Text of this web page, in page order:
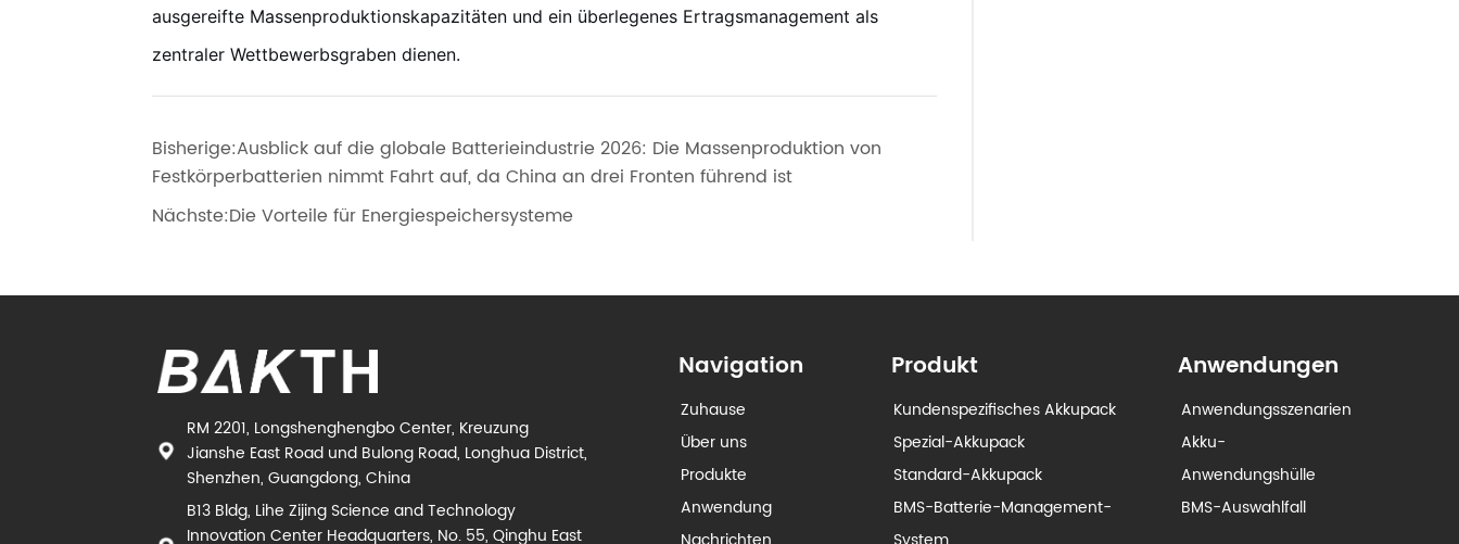
ausgereifte Massenproduktionskapazitäten und ein überlegenes Ertragsmanagement als
zentraler Wettbewerbsgraben dienen.
Bisherige:Ausblick auf die globale Batterieindustrie 2026: Die Massenproduktion von
Festkörperbatterien nimmt Fahrt auf, da China an drei Fronten führend ist
Nächste:Die Vorteile für Energiespeichersysteme
RM 2201, Longshenghengbo Center, Kreuzung
Jianshe East Road und Bulong Road, Longhua District,
Shenzhen, Guangdong, China
B13 Bldg, Lihe Zijing Science and Technology
Innovation Center Headquarters, No. 55, Qinghu East
Navigation
Zuhause
Über uns
Produkte
Anwendung
Produkt
Kundenspezifisches Akkupack
Spezial-Akkupack
Standard-Akkupack
BMS-Batterie-Management-
Anwendungen
Anwendungsszenarien
Akku-
Anwendungshülle
BMS-Auswahlfall